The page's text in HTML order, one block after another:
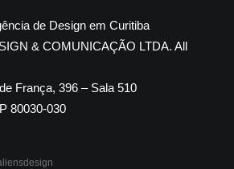
de Design em Curitiba
& COMUNICAÇÃO LTDA. All
França, 396 – Sala 510
80030-030